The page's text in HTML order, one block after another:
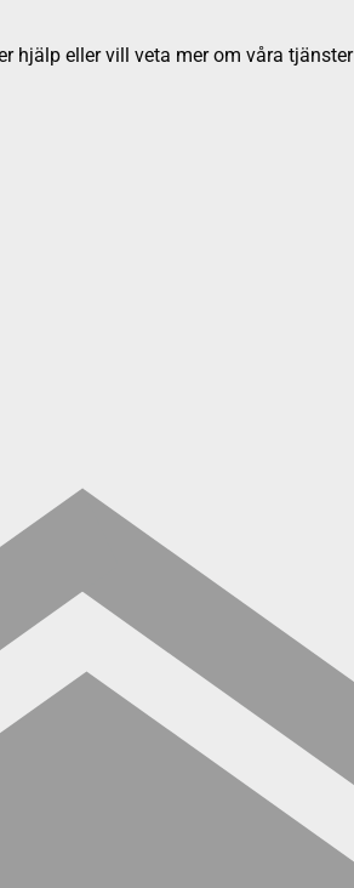
hjälp eller vill veta mer om våra tjänster